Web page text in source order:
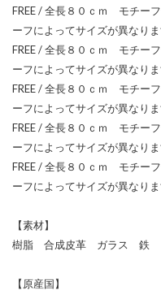
FREE / 全長８０ｃｍ モチー
ーフによってサイズが異なりま
FREE / 全長８０ｃｍ モチー
ーフによってサイズが異なりま
FREE / 全長８０ｃｍ モチー
ーフによってサイズが異なりま
FREE / 全長８０ｃｍ モチー
ーフによってサイズが異なりま
FREE / 全長８０ｃｍ モチー
ーフによってサイズが異なりま
【素材】
樹脂 合成皮革 ガラス 鉄
【原産国】